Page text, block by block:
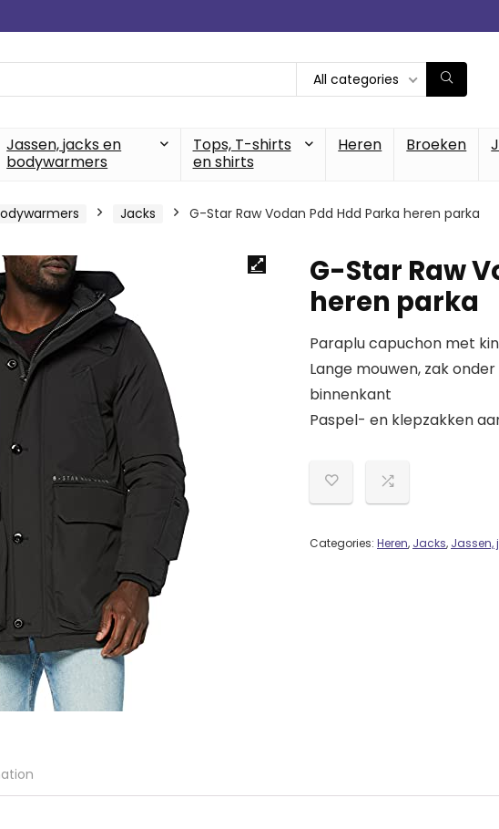
All categories
Jassen, jacks en
bodywarmers
Tops, T-shirts
en shirts
Heren Broeken
Jacks G-Star Raw Vodan Pdd Hdd Parka heren parka
G-Star Raw
heren parka
Paraplu capuchon met
Lange mouwen, zak
binnenkant
Paspel- en klepzakken
Categories: Heren, Jacks, Jassen,